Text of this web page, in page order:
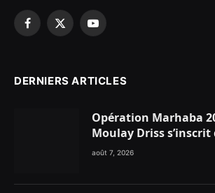
Facebook
X
YouTube
DERNIERS ARTICLES
Opération Marhaba
Moulay Driss s’inscrit
dynamique nationale
août 7, 2026